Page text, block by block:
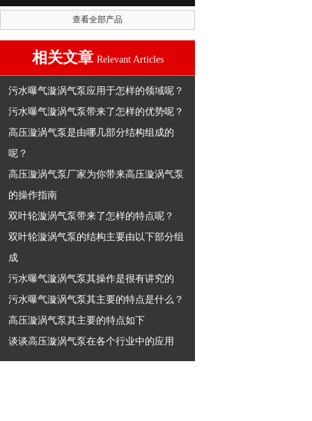
查看全部产品
相关文章 Relevant Articles
污水曝气漩涡气泵应用于怎样的领域呢？
污水曝气漩涡气泵带来了怎样的优势呢？
高压漩涡气泵是由哪几部分结构组成的
呢？
高压漩涡气泵厂家为你带来高压漩涡气泵
的操作指南
双叶轮漩涡气泵带来了怎样的特点呢？
双叶轮漩涡气泵的结构主要由以下部分组
成
污水曝气漩涡气泵其操作是很有讲究的
污水曝气漩涡气泵其主要的特点是什么？
高压漩涡气泵其主要的特点如下
谈谈高压漩涡气泵在各个行业中的应用